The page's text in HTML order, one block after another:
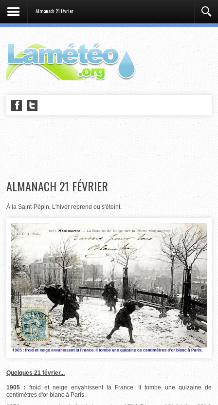
Almanach 21 février
ALMANACH 21 FÉVRIER
À la Saint-Pépin, L'hiver reprend ou s'éteint.
Quelques 21 février...
1905 : froid et neige envahissent la France. Il tombe une quizaine de
centimètres d'or blanc à Paris.